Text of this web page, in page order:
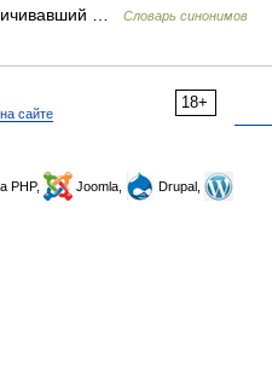
…
Словарь синонимов
18+
сайте
PHP, Joomla,
Drupal,